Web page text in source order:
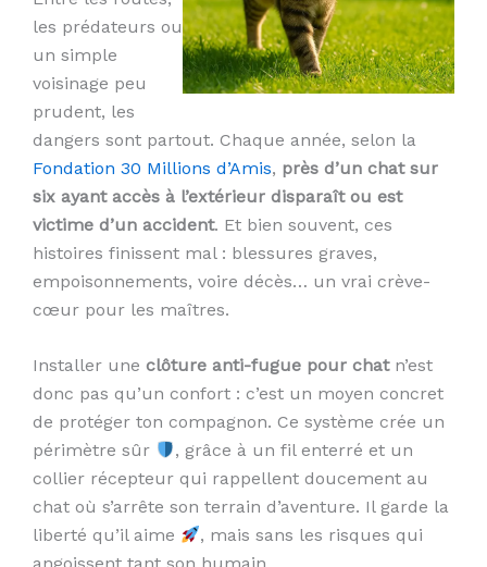
les prédateurs ou
un simple
voisinage peu
prudent, les
dangers sont partout. Chaque année, selon la
Fondation 30 Millions d’Amis, près d’un chat sur
six ayant accès à l’extérieur disparaît ou est
victime d’un accident. Et bien souvent, ces
histoires finissent mal : blessures graves,
empoisonnements, voire décès… un vrai crève-
cœur pour les maîtres.
Installer une clôture anti-fugue pour chatn’est
donc pas qu’un confort : c’est un moyen concret
de protéger ton compagnon. Ce système crée un
périmètre sûr
, grâce à un fil enterré et un
collier récepteur qui rappellent doucement au
chat où s’arrête son terrain d’aventure. Il garde la
liberté qu’il aime
, mais sans les risques qui